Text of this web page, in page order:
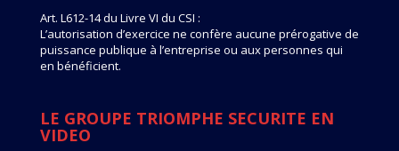
Art. L612-14 du Livre VI du CSI :
L’autorisation d’exercice ne confère aucune prérogative de
puissance publique à l’entreprise ou aux personnes qui
en bénéficient.
LE GROUPE TRIOMPHE SECURITE EN
VIDEO